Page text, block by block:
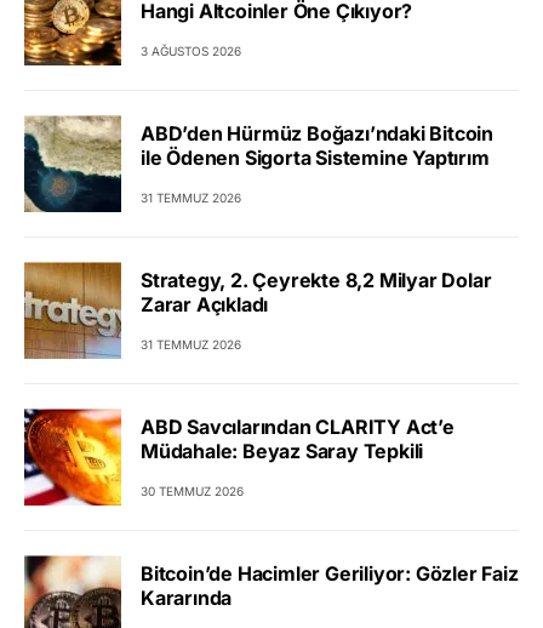
Hangi Altcoinler Öne Çıkıyor?
3 AĞUSTOS 2026
ABD’den Hürmüz Boğazı’ndaki Bitcoin
ile Ödenen Sigorta Sistemine Yaptırım
31 TEMMUZ 2026
Strategy, 2. Çeyrekte 8,2 Milyar Dolar
Zarar Açıkladı
31 TEMMUZ 2026
ABD Savcılarından CLARITY Act’e
Müdahale: Beyaz Saray Tepkili
30 TEMMUZ 2026
Bitcoin’de Hacimler Geriliyor: Gözler Faiz
Kararında